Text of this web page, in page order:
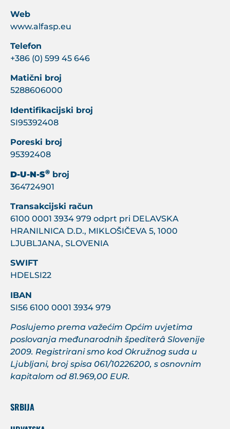
Web
www.alfasp.eu
Telefon
+386 (0) 599 45 646
Matični broj
5288606000
Identifikacijski broj
SI95392408
Poreski broj
95392408
D-U-N-S® broj
364724901
Transakcijski račun
6100 0001 3934 979 odprt pri DELAVSKA
HRANILNICA D.D., MIKLOŠIČEVA 5, 1000
LJUBLJANA, SLOVENIA
SWIFT
HDELSI22
IBAN
SI56 6100 0001 3934 979
Poslujemo prema važećim Općim uvjetima
poslovanja međunarodnih špediterâ Slovenije
2009. Registrirani smo kod Okružnog suda u
Ljubljani, broj spisa 061/10226200, s osnovnim
kapitalom od 81.969,00 EUR.
SRBIJA